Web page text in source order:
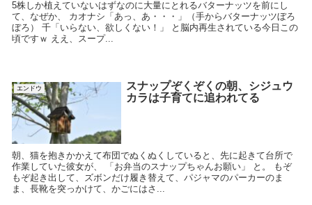
5株しか植えていないはずなのに大量にとれるバターナッツを前にし
て、なぜか、 カオナシ「あっ、あ・・・」（手からバターナッツぼろ
ぼろ） 千「いらない、欲しくない！」 と脳内再生されている今日この
頃ですｗ ええ、スープ...
エンドウ
スナップぞくぞくの朝、シジュウ
カラは子育てに追われてる
朝、猫を抱きかかえて布団でぬくぬくしていると、先に起きて台所で
作業していた彼女が、 「お弁当のスナップちゃんお願い」 と。 もぞ
もぞ起き出して、ズボンだけ履き替えて、パジャマのパーカーのま
ま、長靴を突っかけて、かごにはさ...